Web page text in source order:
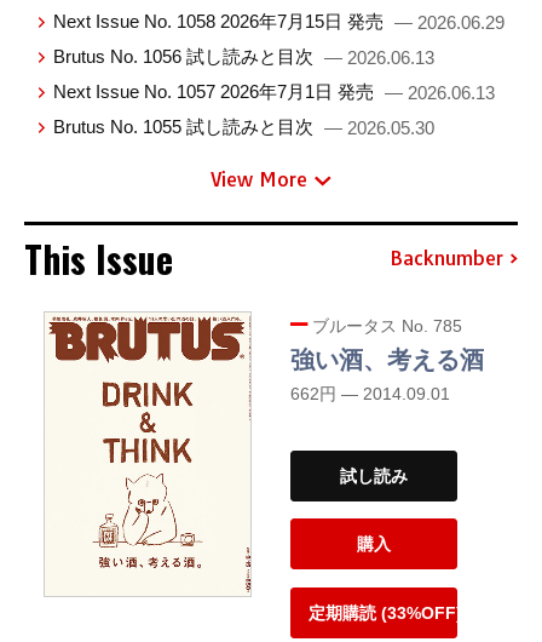
Next Issue No. 1058 2026年7月15日 発売 — 2026.06.29
Brutus No. 1056 試し読みと目次 — 2026.06.13
Next Issue No. 1057 2026年7月1日 発売 — 2026.06.13
Brutus No. 1055 試し読みと目次 — 2026.05.30
View More
This Issue Backnumber
ブルータス No. 785
強い酒、考える酒
662円 — 2014.09.01
試し読み
購入
定期購読 (33%OFF)